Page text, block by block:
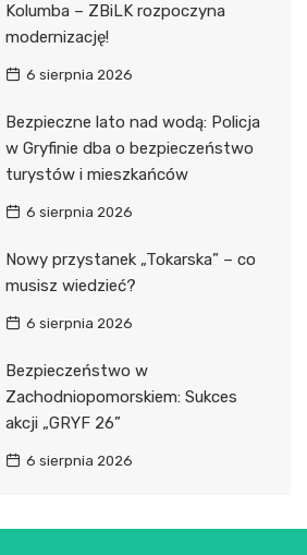
Kolumba – ZBiLK rozpoczyna
modernizację!
6 sierpnia 2026
Bezpieczne lato nad wodą: Policja
w Gryfinie dba o bezpieczeństwo
turystów i mieszkańców
6 sierpnia 2026
Nowy przystanek „Tokarska” – co
musisz wiedzieć?
6 sierpnia 2026
Bezpieczeństwo w
Zachodniopomorskiem: Sukces
akcji „GRYF 26”
6 sierpnia 2026